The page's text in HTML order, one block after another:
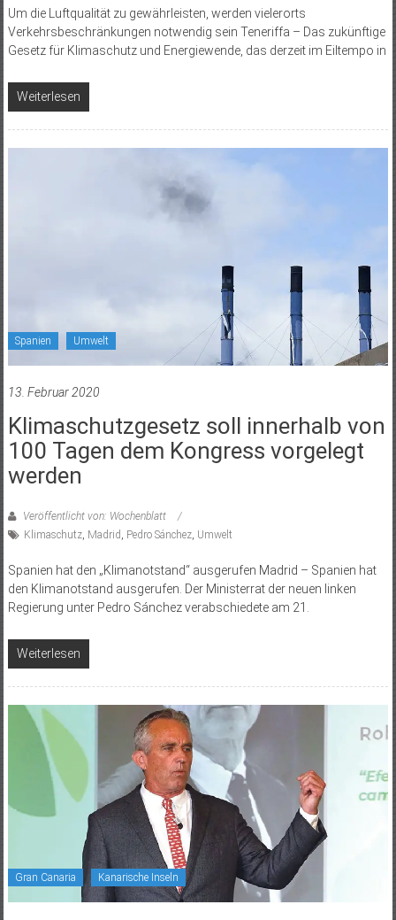
Um die Luftqualität zu gewährleisten, werden vielerorts
Verkehrsbeschränkungen notwendig sein Teneriffa – Das zukünftige
Gesetz für Klimaschutz und Energiewende, das derzeit im Eiltempo in
Weiterlesen
Spanien Umwelt
13. Februar 2020
Klimaschutzgesetz soll innerhalb von
100 Tagen dem Kongress vorgelegt
werden
Veröffentlicht von: Wochenblatt
Klimaschutz, Madrid , Pedro Sánchez, Umwelt
Spanien hat den „Klimanotstand“ ausgerufen Madrid – Spanien hat
den Klimanotstand ausgerufen. Der Ministerrat der neuen linken
Regierung unter Pedro Sánchez verabschiedete am 21.
Weiterlesen
Gran Canaria Kanarische Inseln